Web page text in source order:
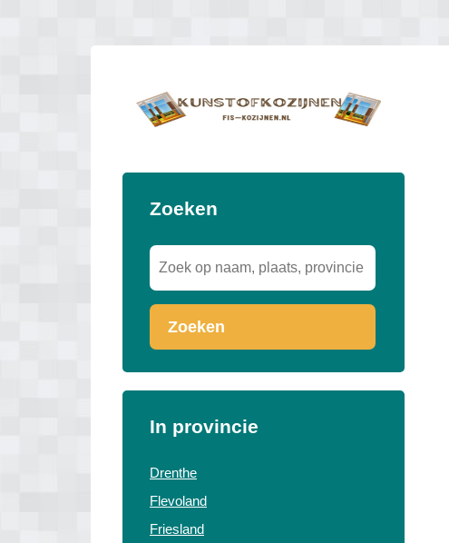
Zoeken
Zoeken
In provincie
Drenthe
Flevoland
Friesland